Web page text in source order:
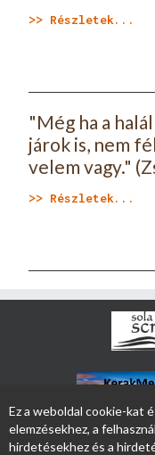
>> Részletek...
"Még ha a
járok is, nem
velem vagy."
>> Részletek...
Ez a weboldal cookie-kat
elemzésekhez, a
hirdetésekhez és a